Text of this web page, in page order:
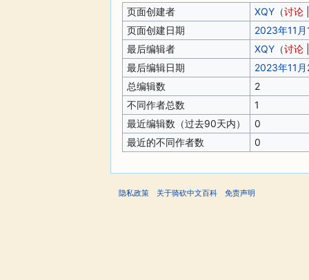
页面创建者 XQY（讨论
页面创建日期
2023年11
最后编辑者
XQY（讨论
最后编辑日期
2023年11
总编辑数
2
不同作者总数
1
最近编辑数（过去90天内）
0
最近的不同作者数
0
隐私政策 关于骑砍中文百科 免责声明